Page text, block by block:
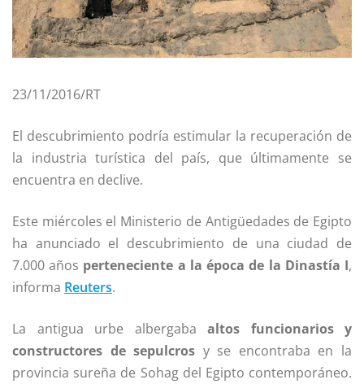
23/11/2016/RT
El descubrimiento podría estimular la recuperación de
la industria turística del país, que últimamente se
encuentra en declive.
Este miércoles el Ministerio de Antigüedades de Egipto
ha anunciado el descubrimiento de una ciudad de
7.000 años perteneciente a la época de la Dinastía I,
informa Reuters.
La antigua urbe albergaba altos funcionarios y
constructores de sepulcros y se encontraba en la
provincia sureña de Sohag del Egipto contemporáneo.